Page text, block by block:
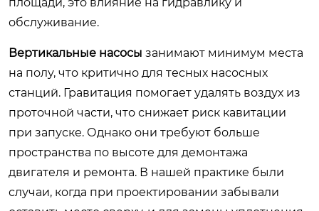
обслуживание.
Вертикальные насосы занимают минимум места
на полу, что критично для тесных насосных
станций. Гравитация помогает удалять воздух из
проточной части, что снижает риск кавитации
при запуске. Однако они требуют больше
пространства по высоте для демонтажа
двигателя и ремонта. В нашей практике были
случаи, когда при проектировании забывали